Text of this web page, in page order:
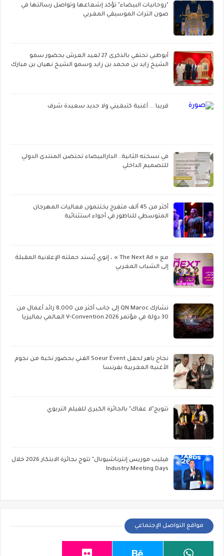
"روحانيات البيضاء" تؤكد إشعاعها وتواصل رسالتها في
صون التراث الموسيقي المغربي
أبوظبي تحتفي بالذكرى 27 لعيد العرش بحضور سمو
الشيخ زايد بن محمد بن زايد وسمو الشيخ نهيان بن مبارك
قريبا ... أغنية كتبغيني ولا جديد سعيدة شرف
في نسخته الثانية.. الدارالبيضاء تحتضن المنتدى الدولي
للتصميم الداخلي
أكثر من 45 ألف متفرج يختتمون فعاليات المهرجان
المتوسطي للناظور في أجواء استثنائية
مع « The Next Ad » ، إنوي يُسند حملته الإعلانية المقبلة
إلى الشباب المغربي
تشارك QN Maroc إلى جانب أكثر من 8,000 رائد أعمال من
30 دولة في مؤتمر V-Convention 2026 العالمي بماليزيا
نجاح باهر لحفل Soeur Évent الفني بحضور نخبة من نجوم
الأغنية المغربية بفرنسا
تتويج"لا عفاك" بالجائزة الكبرى للفيلم التربوي
فيليب موريس إنترناشيونال" تتوج بجائزة الابتكار 2026 خلال
Industry Meeting Days
مواقع التواصل الإجتماعي